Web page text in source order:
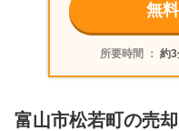
株式会社とやまサンホーム
500万円
富山県富山市松若町
無
所要時間 ： 約3
富山市松若町の売